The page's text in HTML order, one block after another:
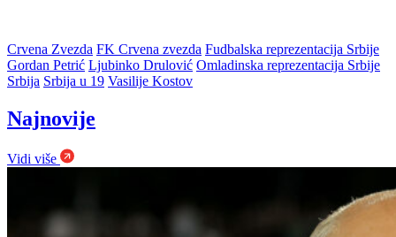
Crvena Zvezda FK Crvena zvezda Fudbalska reprezentacija Srbije
Gordan Petrić Ljubinko Drulović Omladinska reprezentacija Srbije
Srbija Srbija u 19 Vasilije Kostov
Najnovije
Vidi više